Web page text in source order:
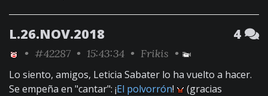
L.26.NOV.2018 4
• #42287 • 15:43:34 • Frikis •
Lo siento, amigos, Leticia Sabater lo ha vuelto a hacer.
Se empeña en "cantar": ¡El polvorrón!
(gracias